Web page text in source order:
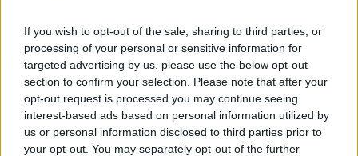
If you wish to opt-out of the sale, sharing to third parties, or
processing of your personal or sensitive information for
targeted advertising by us, please use the below opt-out
section to confirm your selection. Please note that after your
opt-out request is processed you may continue seeing
interest-based ads based on personal information utilized by
us or personal information disclosed to third parties prior to
your opt-out. You may separately opt-out of the further
ja raitiovaunuilla. >> Leipzig alue alueelta
Teksti jatkuu ilmoituksen jälkeen